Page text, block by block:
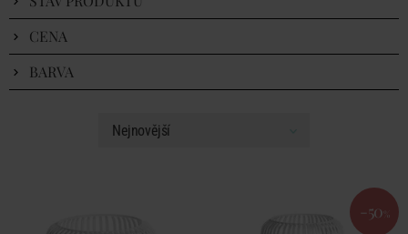
CENA
BARVA
-50 %